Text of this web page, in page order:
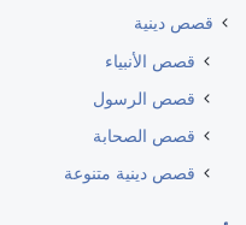
قصص دينية
قصص الأنبياء
قصص الرسول
قصص الصحابة
قصص دينية متنوعة